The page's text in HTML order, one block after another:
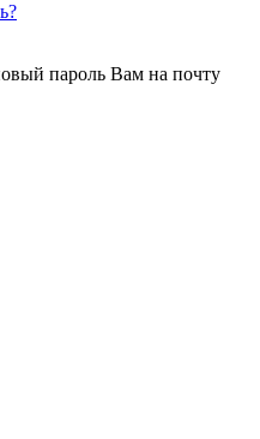
пароль Вам на почту